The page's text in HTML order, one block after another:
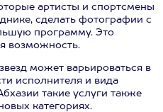
артисты и спортсмены
сделать фотографии с
программу. Это
возможность.
может варьироваться в
исполнителя и вида
такие услуги также
категориях.